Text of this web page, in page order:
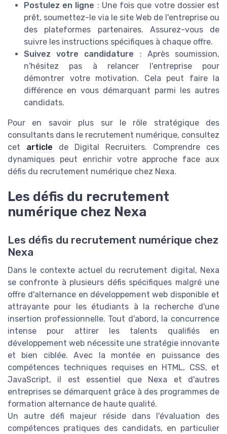
Postulez en ligne : Une fois que votre dossier est
prêt, soumettez-le via le site Web de l'entreprise ou
des plateformes partenaires. Assurez-vous de
suivre les instructions spécifiques à chaque offre.
Suivez votre candidature : Après soumission,
n'hésitez pas à relancer l'entreprise pour
démontrer votre motivation. Cela peut faire la
différence en vous démarquant parmi les autres
candidats.
Pour en savoir plus sur le rôle stratégique des
consultants dans le recrutement numérique, consultez
cet article de Digital Recruiters. Comprendre ces
dynamiques peut enrichir votre approche face aux
défis du recrutement numérique chez Nexa.
Les défis du recrutement
numérique chez Nexa
Les défis du recrutement numérique chez
Nexa
Dans le contexte actuel du recrutement digital, Nexa
se confronte à plusieurs défis spécifiques malgré une
offre d'alternance en développement web disponible et
attrayante pour les étudiants à la recherche d'une
insertion professionnelle. Tout d'abord, la concurrence
intense pour attirer les talents qualifiés en
développement web nécessite une stratégie innovante
et bien ciblée. Avec la montée en puissance des
compétences techniques requises en HTML, CSS, et
JavaScript, il est essentiel que Nexa et d'autres
entreprises se démarquent grâce à des programmes de
formation alternance de haute qualité.
Un autre défi majeur réside dans l'évaluation des
compétences pratiques des candidats, en particulier